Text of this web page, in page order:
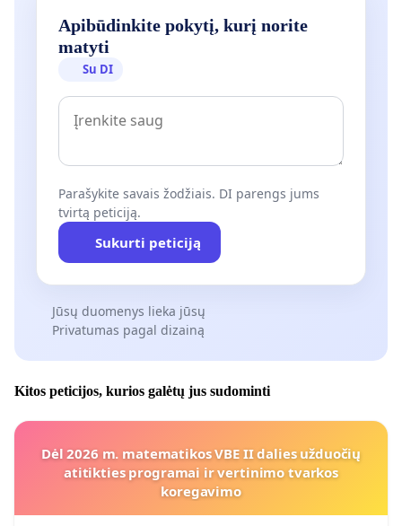
Apibūdinkite pokytį, kurį norite
matyti
Su DI
Parašykite savais žodžiais. DI parengs jums
tvirtą peticiją.
Sukurti peticiją
Jūsų duomenys lieka jūsų
Privatumas pagal dizainą
Kitos peticijos, kurios galėtų jus sudominti
Dėl 2026 m. matematikos VBE II dalies užduočių
atitikties programai ir vertinimo tvarkos
koregavimo